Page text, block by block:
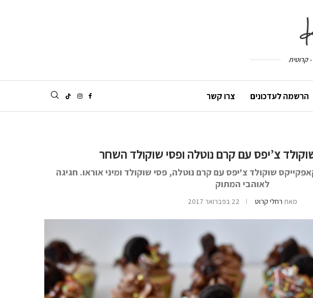
- קרוטית
הרשמה לעדכונים צרו קשר
צ’יפס עם קרם נוטלה ופסי שוקולד השחר
שוקולד צ'יפס עם קרם נוטלה, פסי שוקולד ומיני אוראו. חגיגה
לאוהבי המתוק
מאת רחלי קרוט 22 בפברואר 2017